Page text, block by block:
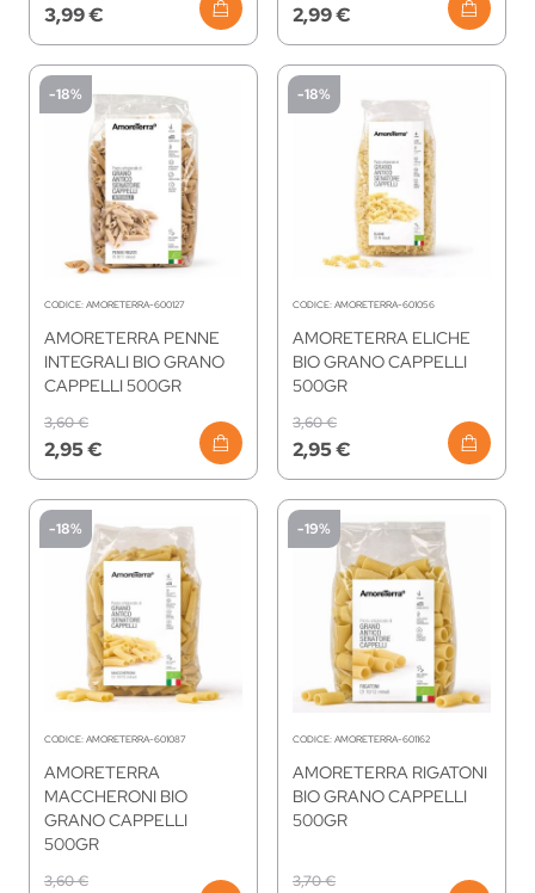
3,99 € 2,99 €
-18%
CODICE: AMORETERRA-600127
AMORETERRA PENNE
INTEGRALI BIO GRANO
CAPPELLI 500GR
2,95 €
3,60 €
-18%
CODICE: AMORETERRA-601056
AMORETERRA ELICHE
BIO GRANO CAPPELLI
500GR
2,95 €
3,60 €
-18%
CODICE: AMORETERRA-601087
AMORETERRA
MACCHERONI BIO
GRANO CAPPELLI
500GR
3,60 €
-19%
CODICE: AMORETERRA-601162
AMORETERRA RIGATONI
BIO GRANO CAPPELLI
500GR
3,70 €